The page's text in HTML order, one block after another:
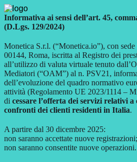
Informativa ai sensi dell’art. 45,
(D.Lgs. 129/2024)
Monetica S.r.l. (“Monetica.io”), con
00144, Roma, iscritta al Registro dei
all’utilizzo di valuta virtuale tenuto
Mediatori (“OAM”) al n. PSV21,
dell’evoluzione del quadro normativo
attività (Regolamento UE 2023/1114 –
di cessare l’offerta dei servizi relativi
confronti dei clienti residenti in Italia.
A partire dal 30 dicembre 2025:
non saranno accettate nuove registrazioni;
non saranno consentite nuove operazioni.